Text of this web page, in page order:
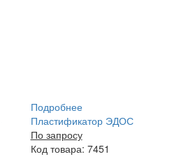
Подробнее
Пластификатор ЭДОС
По запросу
Код товара: 7451